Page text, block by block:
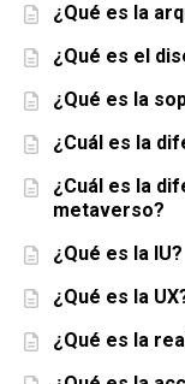
¿Qué es la
¿Qué es el
¿Qué es la
¿Cuál es la
¿Cuál es la
metaverso?
¿Qué es la IU?
¿Qué es la
¿Qué es la